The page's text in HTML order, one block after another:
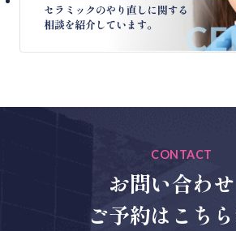
CONTACT
お問い合わせ
ご予約はこち